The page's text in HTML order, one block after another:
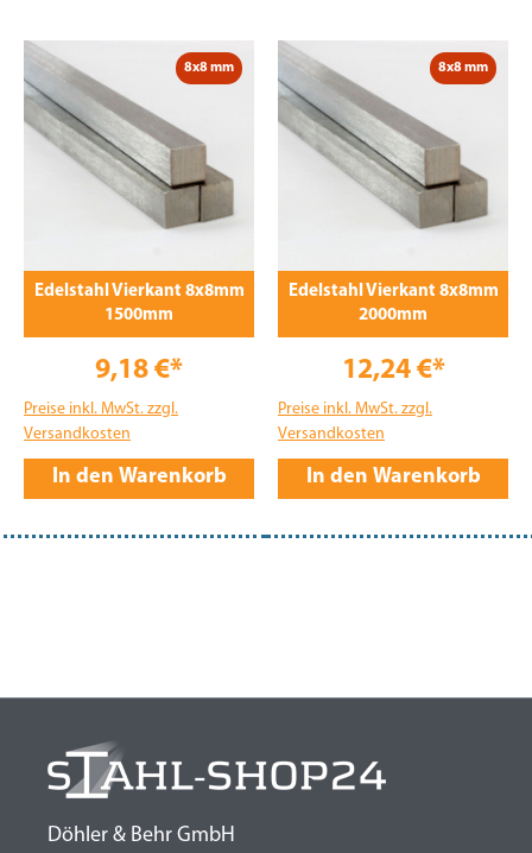
8x8 mm
Edelstahl Vierkant 8x8mm
1500mm
9,18 €*
Preise inkl. MwSt. zzgl.
Versandkosten
In den Warenkorb
8x8 mm
Edelstahl Vierkant 8x8mm
2000mm
12,24 €*
Preise inkl. MwSt. zzgl.
Versandkosten
In den Warenkorb
Döhler & Behr GmbH